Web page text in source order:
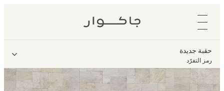
حقبة جديدة
رمز التفرّد